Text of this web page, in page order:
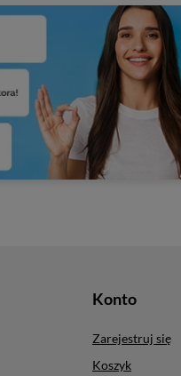
Konto
Zarejestruj się
Koszyk